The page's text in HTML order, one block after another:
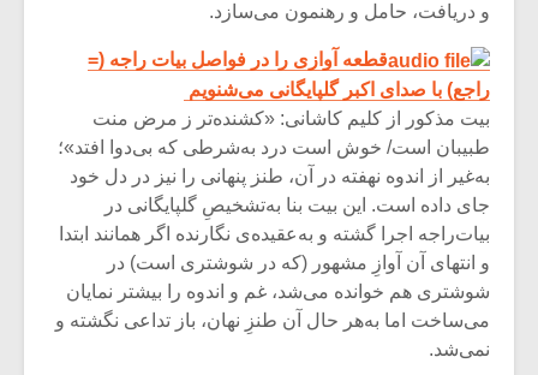
و دریافت، حامل و رهنمون می‌سازد.
قطعه آوازی را در فواصل بیات راجه (=
راجع) با صدای اکبر گلپایگانی می‌شنویم
بیت مذکور از کلیم کاشانی: «کشنده‌تر ز مرض منت
طبیبان است/ خوش است درد به‌شرطی که بی‌دوا افتد»؛
به‌غیر از اندوه‌ نهفته در آن، طنز پنهانی را نیز در دل خود
جای داده است. این بیت بنا به‌تشخیصِ گلپایگانی در
بیات‌راجه اجرا گشته و به‌عقیده‌ی نگارنده اگر همانند ابتدا
و انتهای آن آوازِ مشهور (که در شوشتری است) در
شوشتری هم خوانده می‌شد، غم و اندوه را بیشتر نمایان
می‌ساخت اما به‌هر حال آن طنزِ نهان، باز تداعی نگشته و
نمی‌شد.
میکلوش روژا موریس ژار